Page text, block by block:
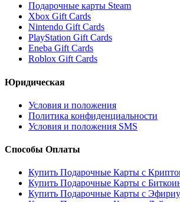
Подарочные карты Steam
Xbox Gift Cards
Nintendo Gift Cards
PlayStation Gift Cards
Eneba Gift Cards
Roblox Gift Cards
Юридическая
Условия и положения
Политика конфиденциальности
Условия и положения SMS
Способы Оплаты
Купить Подарочные Карты с
Купить Подарочные Карты с
Купить Подарочные Карты с